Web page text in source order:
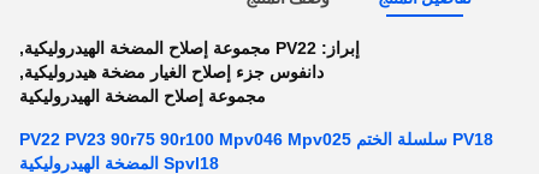
إبراز: PV22 مجموعة إصلاح المضخة الهيدروليكية
,
دانفوس جزء إصلاح الغيار مضخة هيدروليكية,
مجموعة إصلاح المضخة الهيدروليكية
PV18 سلسلة الختم PV22 PV23 90r75 90r100 Mpv046 Mpv025
Spvl18 المضخة الهيدروليكية